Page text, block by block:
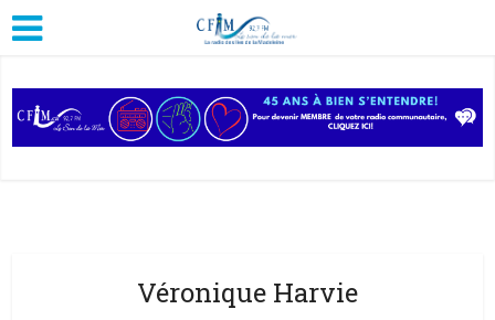
Véronique Harvie